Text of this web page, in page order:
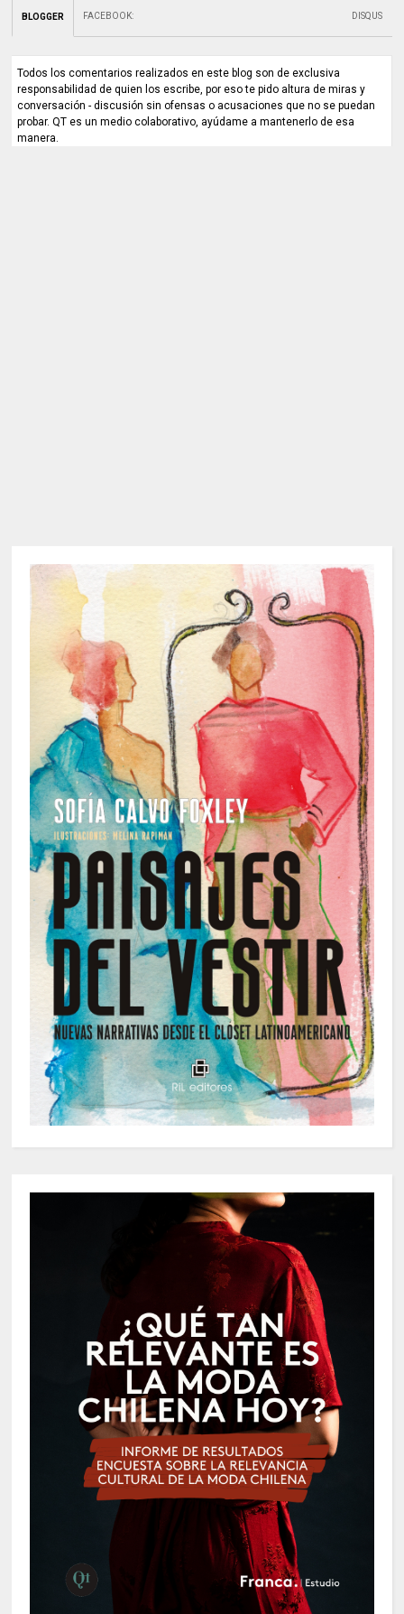
BLOGGER FACEBOOK: DISQUS
Todos los comentarios realizados en este blog son de exclusiva
responsabilidad de quien los escribe, por eso te pido altura de miras y
conversación - discusión sin ofensas o acusaciones que no se puedan
probar. QT es un medio colaborativo, ayúdame a mantenerlo de esa
manera.